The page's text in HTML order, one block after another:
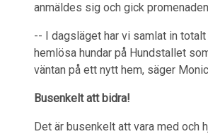
anmäldes sig och gick
-- I dagsläget har vi samlat in
hemlösa hundar på Hundstallet
väntan på ett nytt hem, säger
Busenkelt att bidra!
Det är busenkelt att vara med och